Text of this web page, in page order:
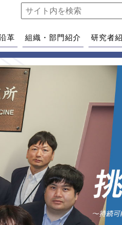
革 組織・部門紹介 研究者